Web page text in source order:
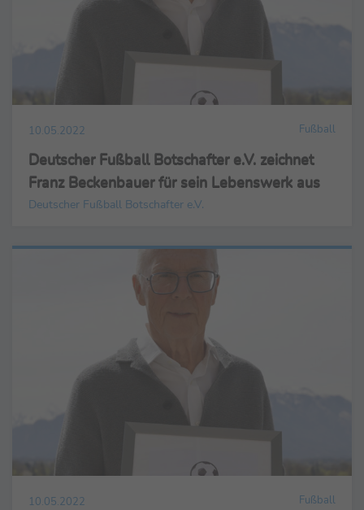
10.05.2022 Fußball
Deutscher Fußball Botschafter e.V. zeichnet
Franz Beckenbauer für sein Lebenswerk aus
Deutscher Fußball Botschafter e.V.
10.05.2022 Fußball